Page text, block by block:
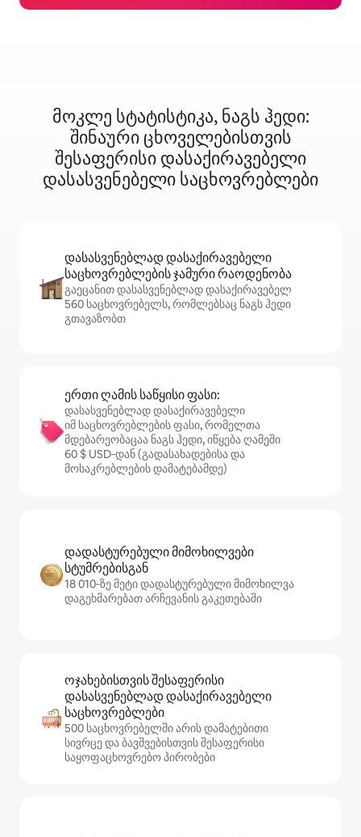
მოკლე სტატისტიკა, ნაგს ჰედი:
შინაური ცხოველებისთვის
შესაფერისი დასაქირავებელი
დასასვენებელი საცხოვრებლები
დასასვენებლად დასაქირავებელი
საცხოვრებლების ჯამური რაოდენობა
გაეცანით დასასვენებლად დასაქირავებელ
560 საცხოვრებელს, რომლებსაც ნაგს ჰედი
გთავაზობთ
ერთი ღამის საწყისი ფასი:
დასასვენებლად დასაქირავებელი
იმ საცხოვრებლების ფასი, რომელთა
მდებარეობაცაა ნაგს ჰედი, იწყება ღამეში
60 $ USD‑დან (გადასახადებისა და
მოსაკრებლების დამატებამდე)
დადასტურებული მიმოხილვები
სტუმრებისგან
18 010‑ზე მეტი დადასტურებული მიმოხილვა
დაგეხმარებათ არჩევანის გაკეთებაში
ოჯახებისთვის შესაფერისი
დასასვენებლად დასაქირავებელი
საცხოვრებლები
500 საცხოვრებელში არის დამატებითი
სივრცე და ბავშვებისთვის შესაფერისი
საყოფაცხოვრებო პირობები